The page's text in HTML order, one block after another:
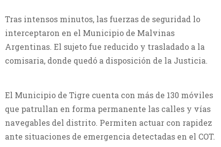
Tras intensos minutos, las fuerzas de seguridad lo
interceptaron en el Municipio de Malvinas
Argentinas. El sujeto fue reducido y trasladado a la
comisaria, donde quedó a disposición de la Justicia.
El Municipio de Tigre cuenta con más de 130 móviles
que patrullan en forma permanente las calles y vías
navegables del distrito. Permiten actuar con rapidez
ante situaciones de emergencia detectadas en el COT.